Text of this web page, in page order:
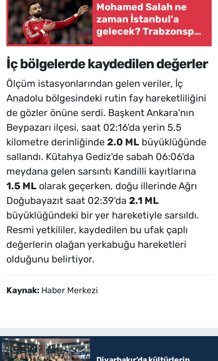
Mohamed Salah ne
zaman İstanbul'a
gelecek? Trabzonspor
İç bölgelerde kaydedilen değerler
Ölçüm istasyonlarından gelen veriler, İç
Anadolu bölgesindeki rutin fay hareketliliğini
de gözler önüne serdi. Başkent Ankara'nın
Beypazarı ilçesi, saat 02:16'da yerin 5.5
kilometre derinliğinde 2.0 MLbüyüklüğünde
sallandı. Kütahya Gediz'de sabah 06:06'da
meydana gelen sarsıntı Kandilli kayıtlarına
1.5 MLolarak geçerken, doğu illerinde Ağrı
Doğubayazıt saat 02:39'da 2.1 ML
büyüklüğündeki bir yer hareketiyle sarsıldı.
Resmi yetkililer, kaydedilen bu ufak çaplı
değerlerin olağan yerkabuğu hareketleri
olduğunu belirtiyor.
Kaynak: Haber Merkezi